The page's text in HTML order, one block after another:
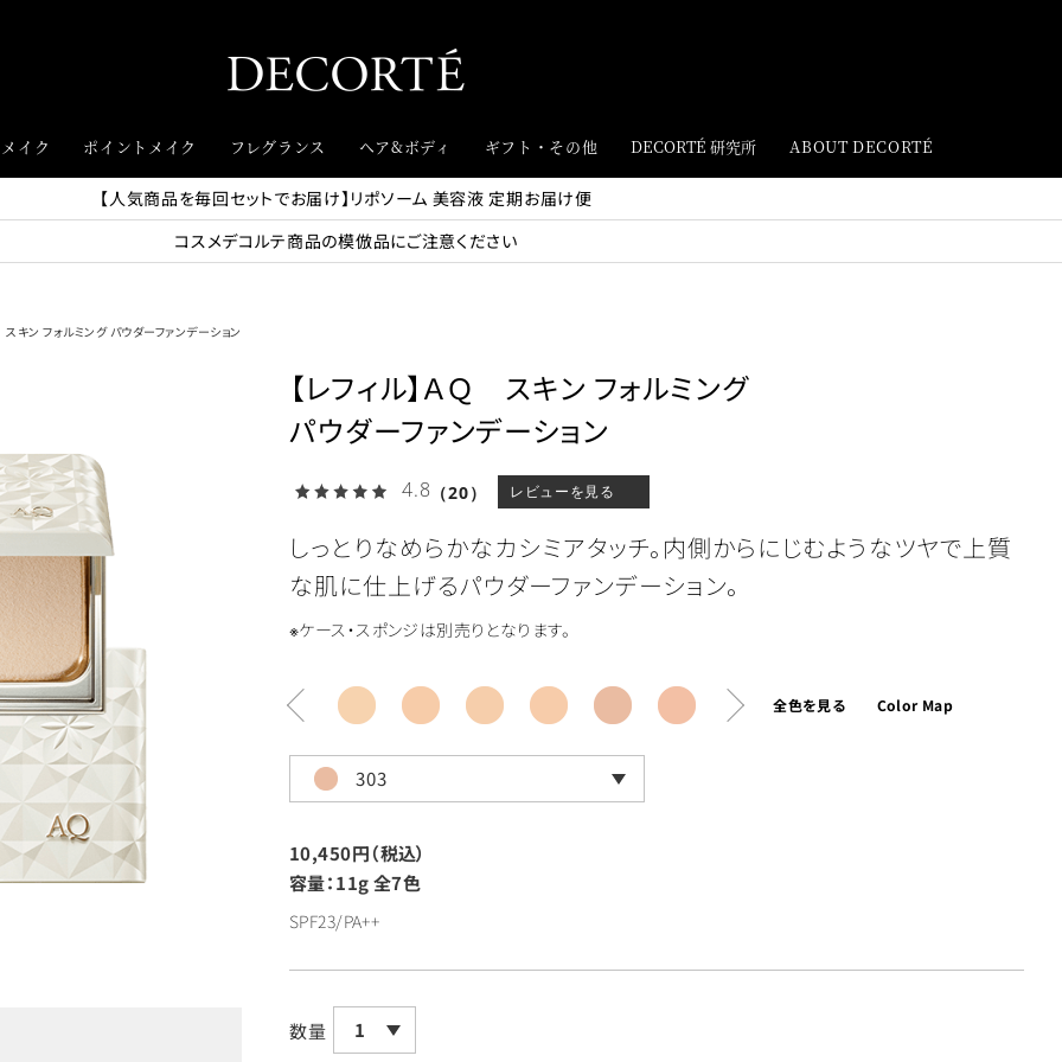
イク ポイントメイク フレグランス ヘア&ボディ ギフト・その他 DECORTÉ 研究所 ABOUT DECORTÉ
【人気商品を毎回セットでお届け】リポソーム 美容液 定期お届け便
コスメデコルテ商品の模倣品にご注意ください
スキン フォルミング パウダーファンデーション
【レフィル】ＡＱ スキン フォルミング
パウダーファンデーション
4.8 （20） レビューを見る
しっとりなめらかなカシミアタッチ。内側からにじむようなツヤで上質
な肌に仕上げるパウダーファンデーション。
※ケース・スポンジは別売りとなります。
全色を見る Color Map
303
10,450円（税込）
容量：11g全7色
SPF23/PA++
数量 1